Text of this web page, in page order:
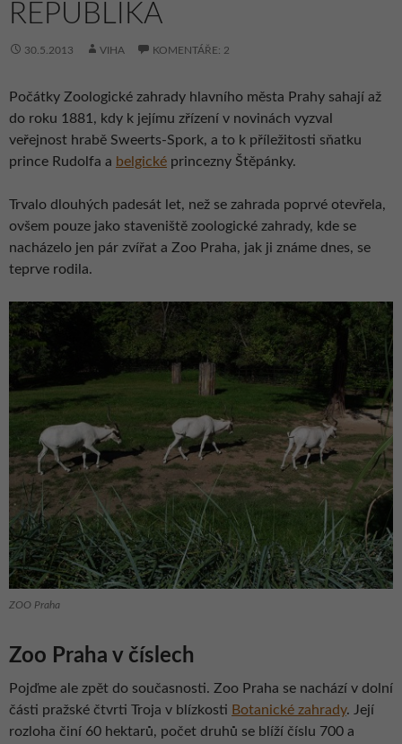
REPUBLIKA
30.5.2013 VIHA KOMENTÁŘE: 2
Počátky Zoologické zahrady hlavního města Prahy sahají až
do roku 1881, kdy k jejímu zřízení v novinách vyzval
veřejnost hrabě Sweerts-Spork, a to k příležitosti sňatku
prince Rudolfa a belgické princezny Štěpánky.
Trvalo dlouhých padesát let, než se zahrada poprvé otevřela,
ovšem pouze jako staveniště zoologické zahrady, kde se
nacházelo jen pár zvířat a Zoo Praha, jak ji známe dnes, se
teprve rodila.
ZOO Praha
Zoo Praha v číslech
Pojďme ale zpět do současnosti. Zoo Praha se nachází v dolní
části pražské čtvrti Troja v blízkosti Botanické zahrady. Její
rozloha činí 60 hektarů, počet druhů se blíží číslu 700 a